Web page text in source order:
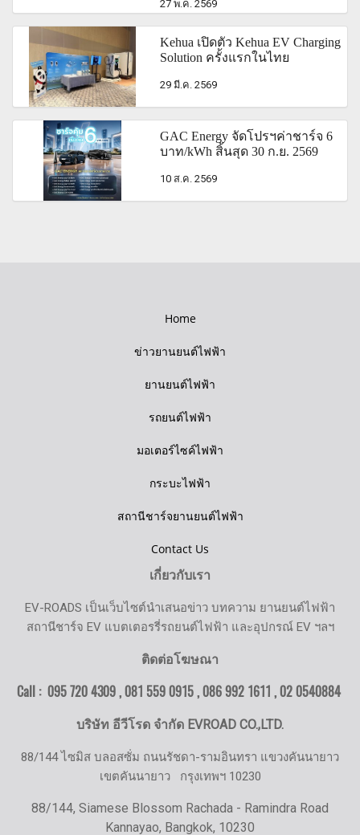
27 พ.ค. 2569
Kehua เปิดตัว Kehua EV Charging
Solution ครั้งแรกในไทย
29 มี.ค. 2569
GAC Energy จัดโปรฯค่าชาร์จ 6
บาท/kWh สิ้นสุด 30 ก.ย. 2569
10 ส.ค. 2569
Home
ข่าวยานยนต์ไฟฟ้า
ยานยนต์ไฟฟ้า
รถยนต์ไฟฟ้า
มอเตอร์ไซค์ไฟฟ้า
กระบะไฟฟ้า
สถานีชาร์จยานยนต์ไฟฟ้า
Contact Us
เกี่ยวกับเรา
EV-ROADS เป็นเว็บไซต์นำเสนอข่าว บทความ ยานยนต์ไฟฟ้า
สถานีชาร์จ EV แบตเตอรรี่รถยนต์ไฟฟ้า และอุปกรณ์ EV ฯลฯ
ติดต่อโฆษณา
Call : 095 720 4309 , 081 559 0915 , 086 992 1611 ,02 0540884
บริษัท อีวีโรด จำกัด EVROAD CO.,LTD.
88/144 ไซมิส บลอสซั่ม ถนนรัชดา-รามอินทรา แขวงคันนายาว
เขตคันนายาว กรุงเทพฯ 10230
88/144, Siamese Blossom Rachada - Ramindra Road
Kannayao, Bangkok, 10230